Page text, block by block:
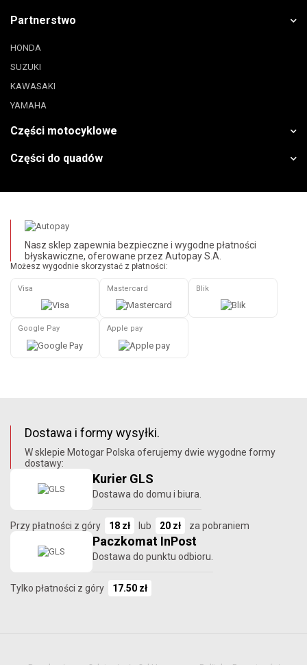
Partnerstwo
HONDA
SUZUKI
KAWASAKI
YAMAHA
Części motocyklowe
Części do quadów
Nasz sklep zapewnia bezpieczne i wygodne płatności
błyskawiczne, oferowane przez Autopay S.A.
Możesz wygodnie skorzystać z płatności:
Visa Mastercard Blik
Google Pay Apple pay
Dostawa i formy wysyłki.
W sklepie Motogar Polska oferujemy dwie wygodne formy
dostawy:
Kurier GLS
Dostawa do domu i biura.
Przy płatności z góry 18 zł lub 20 zł za pobraniem
Paczkomat InPost
Dostawa do punktu odbioru.
Tylko płatności z góry 17.50 zł